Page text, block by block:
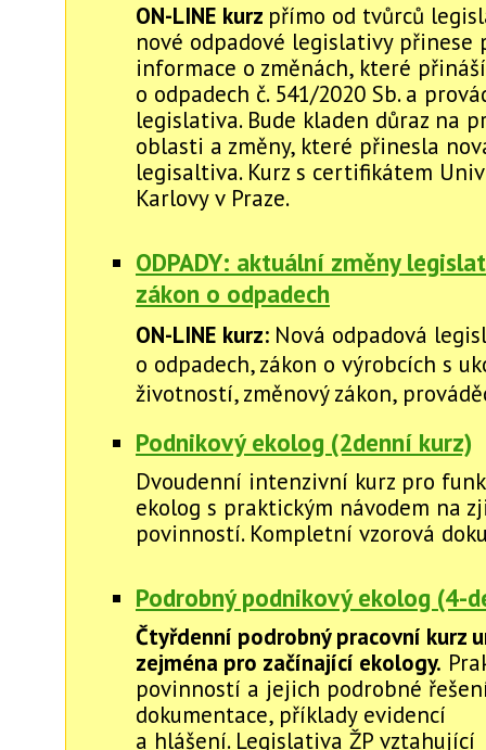
ON-LINE kurz přímo od tvůrců
nové odpadové legislativy přinese
informace o změnách, které
o odpadech č. 541/2020 Sb. a
legislativa. Bude kladen důraz na
oblasti a změny, které přinesla
legisaltiva. Kurz s certifikátem
Karlovy v Praze.
ODPADY: aktuální změny
zákon o odpadech
ON-LINE kurz: Nová odpadová
o odpadech, zákon o výrobcích s
životností, změnový zákon,
Podnikový ekolog (2denní kurz)
Dvoudenní intenzivní kurz pro
ekolog s praktickým návodem na
povinností. Kompletní vzorová
Podrobný podnikový ekolog (4-
Čtyřdenní podrobný pracovní kurz
zejména pro začínající ekology.
povinností a jejich podrobné
dokumentace, příklady evidencí
a hlášení. Legislativa ŽP vztahující